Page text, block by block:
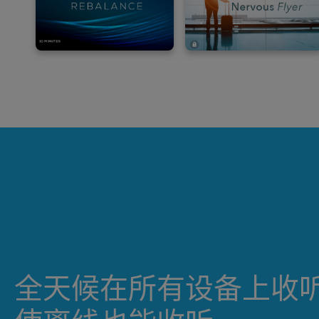
全天候在所有设备上收